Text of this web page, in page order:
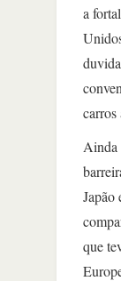
a
carros
Ainda
Japão
que